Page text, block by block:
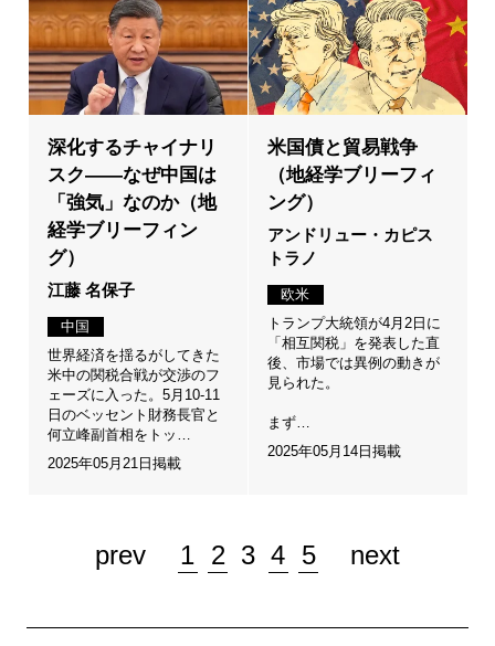
深化するチャイナリ
スク――なぜ中国は
「強気」なのか（地
経学ブリーフィン
グ）
江藤 名保子
中国
世界経済を揺るがしてきた
米中の関税合戦が交渉のフ
ェーズに入った。5月10-11
日のベッセント財務長官と
何立峰副首相をトッ…
2025年05月21日掲載
米国債と貿易戦争
（地経学ブリーフィ
ング）
アンドリュー・カピス
トラノ
欧米
トランプ大統領が4月2日に
「相互関税」を発表した直
後、市場では異例の動きが
見られた。
まず…
2025年05月14日掲載
prev 1 2 3 4 5 next